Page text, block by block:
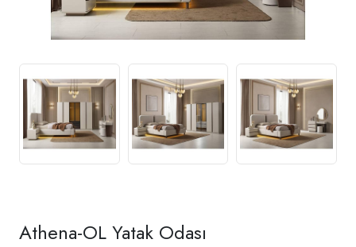
Athena-OL Yatak Odası